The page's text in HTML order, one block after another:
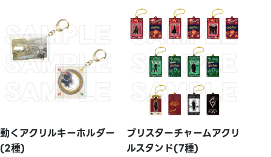
動くアクリルキーホルダー
(2種)
ブリスターチャームアクリ
ルスタンド(7種)